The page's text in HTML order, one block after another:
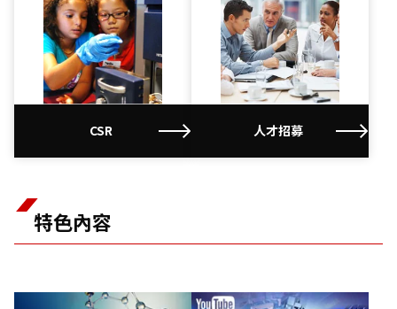
CSR 人才招募
特色內容